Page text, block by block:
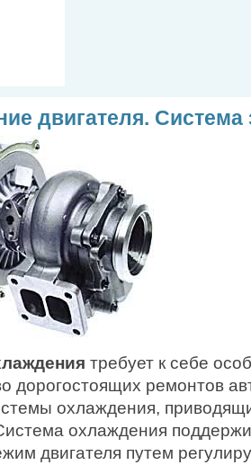
двигателя. Система
требует к себе
дорогостоящих ремонтов
охлаждения,
охлаждения
двигателя путем